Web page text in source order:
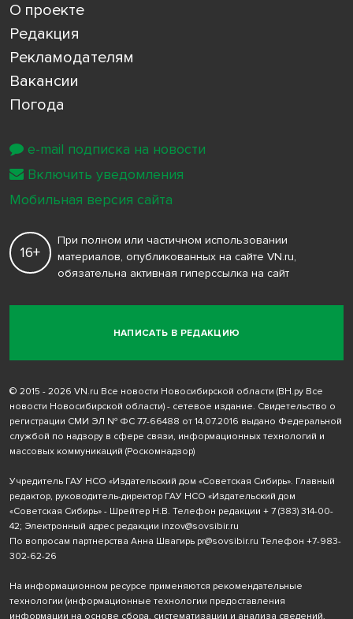
О проекте
Редакция
Рекламодателям
Вакансии
Погода
НАПИСАТЬ В РЕДАКЦИЮ
16+
При полном или частичном использовании
материалов, опубликованных на сайте VN.ru,
обязательна активная гиперссылка на сайт
© 2015 - 2026 VN.ru Все новости Новосибирской области (ВН.ру Все
новости Новосибирской области) - сетевое издание. Свидетельство о
регистрации СМИ ЭЛ № ФС 77-66488 от 14.07.2016 выдано Федеральной
службой по надзору в сфере связи, информационных технологий и
массовых коммуникаций (Роскомнадзор)
Учредитель ГАУ НСО «Издательский дом «Советская Сибирь». Главный
редактор, руководитель-директор ГАУ НСО «Издательский дом
«Советская Сибирь» - Шрейтер Н.В. Телефон редакции + 7 (383) 314-00-
42; Электронный адрес редакции inzov@sovsibir.ru
По вопросам партнерства Анна Швагирь pr@sovsibir.ru Телефон +7-983-
302-62-26
На информационном ресурсе применяются рекомендательные
технологии (информационные технологии предоставления
информации на основе сбора, систематизации и анализа сведений,
e-mail подписка на новости
Включить уведомления
Мобильная версия сайта